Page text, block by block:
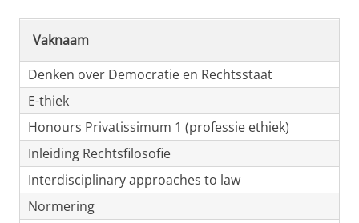
Vaknaam
Denken over Democratie en Rechtsstaat
E-thiek
Honours Privatissimum 1 (professie ethiek)
Inleiding Rechtsfilosofie
Interdisciplinary approaches to law
Normering